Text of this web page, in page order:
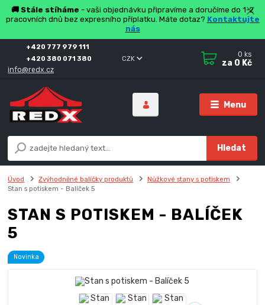
🚚 Stále stíháme - vaši objednávku připravíme a doručíme do 1-2
pracovních dnů bez expresního příplatku. Máte dotaz? Kontaktujte
nás
Menu
CZK
Hledat
+420 777 979 111
+420 380 071 380
info@redx.cz
0 ks
za 0 Kč
Úvod Zvýhodněné balíčky produktů
Nůžkové stany s potiskem
Stan s potiskem - Balíček 5
STAN S POTISKEM - BALÍČEK
5
Novinka